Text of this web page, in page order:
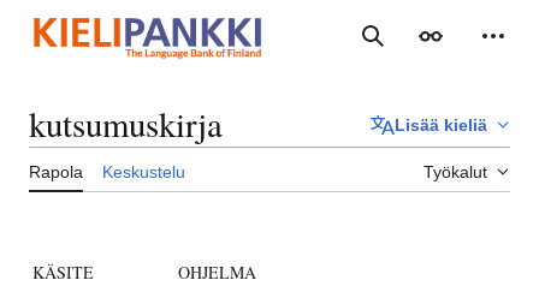
sisältöön
Haku Ulkoasu
kutsumuskirja Lisää kieliä
Rapola Keskustelu Työkalut
KÄSITE
OHJELMA